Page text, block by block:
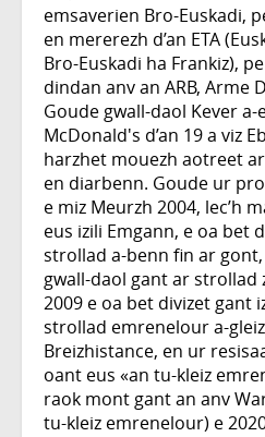
emsaverien Bro-Euskadi,
en mererezh d’an ETA
Bro-Euskadi ha Frankiz),
dindan anv an ARB, Arme
Goude gwall-daol Kever
McDonald's d’an 19 a viz
harzhet mouezh aotreet
en diarbenn. Goude ur
e miz Meurzh 2004, lec’h
eus izili Emgann, e oa bet
strollad a-benn fin ar
gwall-daol gant ar strollad
2009 e oa bet divizet gant
strollad emrenelour a-
Breizhistance, en ur
oant eus «an tu-kleiz
raok mont gant an anv
tu-kleiz emrenelour) e